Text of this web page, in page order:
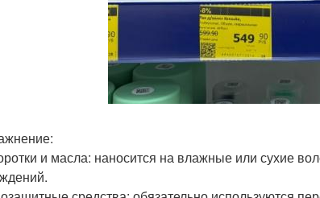
и масла: наносится на влажные или сухие